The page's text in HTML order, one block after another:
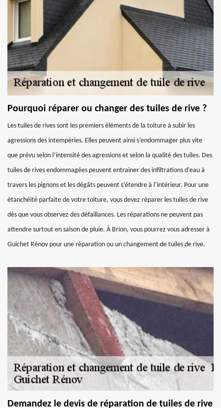
Pourquoi réparer ou changer des tuiles de rive ?
Les tuiles de rives sont les premiers éléments de la toiture à subir les
agressions des intempéries. Elles peuvent ainsi s’endommager plus vite
que prévu selon l’intensité des agressions et selon la qualité des tuiles. Des
tuiles de rives endommagées peuvent entrainer des infiltrations d’eau à
travers les pignons et les dégâts peuvent s’étendre à l’intérieur. Pour une
étanchéité parfaite de votre toiture, vous devez réparer les tuiles de rive
dès que vous observez des défaillances. Les réparations ne peuvent pas
attendre surtout en saison de pluie. À Brion, vous pourrez vous adresser à
Guichet Rénov pour une réparation ou un changement de tuiles de rive.
Demandez le devis de réparation de tuiles de rive